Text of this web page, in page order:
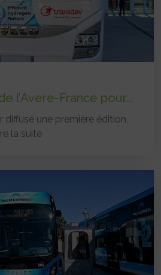
l’Avere-France pour...
diffusé une première édition,
la suite